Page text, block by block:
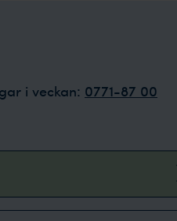
i veckan: 0771-87 00